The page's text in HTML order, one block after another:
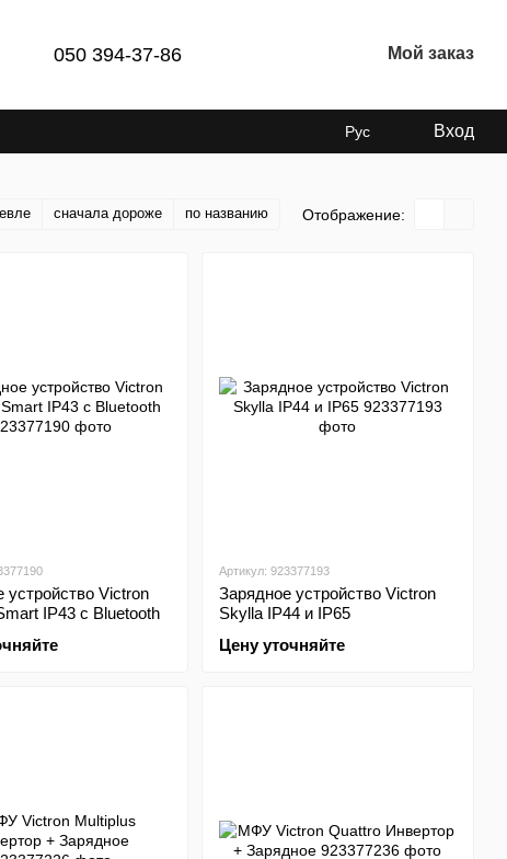
050 394-37-86 Мой заказ
Рус Вход
сначала дороже по названию Отображение:
устройство Victron
IP43 с Bluetooth
Артикул: 923377193
Зарядное устройство Victron
Skylla IP44 и IP65
Цену уточняйте